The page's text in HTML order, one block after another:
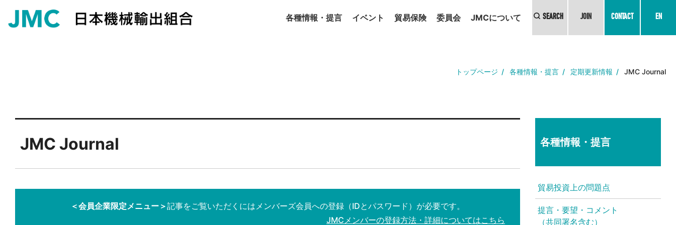
各種情報・提言 イベント 貿易保険 委員会 JMCについて SEARCH JOIN CONTACT EN
トップページ 各種情報・提言 定期更新情報 JMC Journal
JMC Journal
＜会員企業限定メニュー＞記事をご覧いただくにはメンバーズ会員への登録（IDとパスワード）が必要です。
JMCメンバーの登録方法・詳細についてはこちら
各種情報・提言
貿易投資上の問題点
提言・要望・コメント
（共同署名含む）